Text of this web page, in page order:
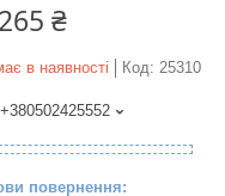
₴
в наявності Код: 25310
+380502425552